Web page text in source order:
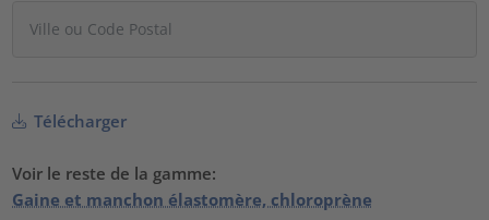
Télécharger
Voir le reste de la gamme:
Gaine et manchon élastomère, chloroprène